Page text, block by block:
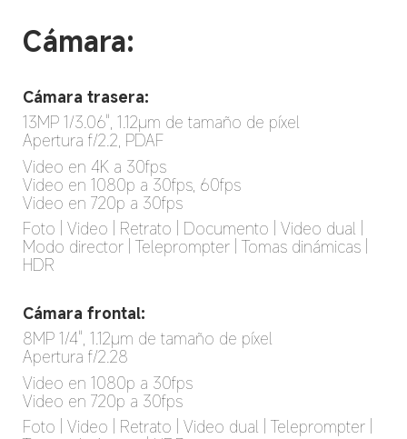
Cámara:
Cámara trasera:
13MP 1/3.06", 1.12μm de tamaño de píxel
Apertura f/2.2, PDAF
Video en 4K a 30fps
Video en 1080p a 30fps, 60fps
Video en 720p a 30fps
Foto | Video | Retrato | Documento | Video dual |
Modo director | Teleprompter | Tomas dinámicas |
HDR
Cámara frontal:
8MP 1/4", 1.12μm de tamaño de píxel
Apertura f/2.28
Video en 1080p a 30fps
Video en 720p a 30fps
Foto | Video | Retrato | Video dual | Teleprompter |